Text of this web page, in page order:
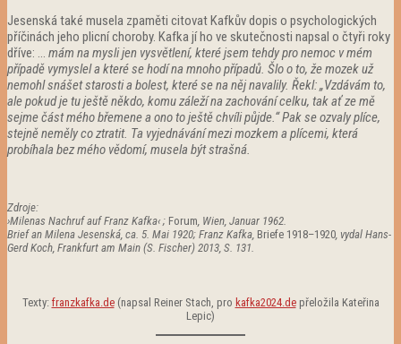
Jesenská také musela zpaměti citovat Kafkův dopis o psychologických
příčinách jeho plicní choroby. Kafka jí ho ve skutečnosti napsal o čtyři roky
dříve: … mám na mysli jen vysvětlení, které jsem tehdy pro nemoc v mém
případě vymyslel a které se hodí na mnoho případů. Šlo o to, že mozek už
nemohl snášet starosti a bolest, které se na něj navalily. Řekl: „Vzdávám to,
ale pokud je tu ještě někdo, komu záleží na zachování celku, tak ať ze mě
sejme část mého břemene a ono to ještě chvíli půjde.“ Pak se ozvaly plíce,
stejně neměly co ztratit. Ta vyjednávání mezi mozkem a plícemi, která
probíhala bez mého vědomí, musela být strašná.
Zdroje:
›Milenas Nachruf auf Franz Kafka‹ ; Forum , Wien, Januar 1962.
Brief an Milena Jesenská, ca. 5. Mai 1920; Franz Kafka, Briefe 1918–1920 , vydal Hans-
Gerd Koch, Frankfurt am Main (S. Fischer) 2013, S. 131.
Texty: franzkafka.de(napsal Reiner Stach, pro kafka2024.depřeložila Kateřina
Lepic)